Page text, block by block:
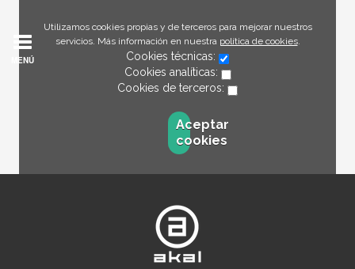
Utilizamos cookies propias y de terceros para mejorar nuestros
servicios. Más información en nuestra política de cookies.
Cookies técnicas:
Cookies analíticas:
Cookies de terceros:
Aceptar
cookies
MENÚ